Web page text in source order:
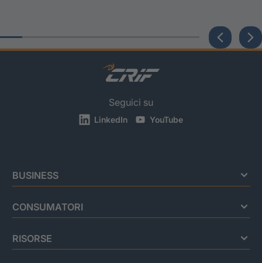
Seguici su
LinkedIn YouTube
BUSINESS
CONSUMATORI
RISORSE